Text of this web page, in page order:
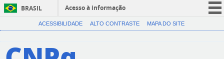
BRASIL
Acesso à informação
CORONAVÍRUS (COVID-19)
ACESSIBILIDADE ALTO CONTRASTE MAPA DO SITE